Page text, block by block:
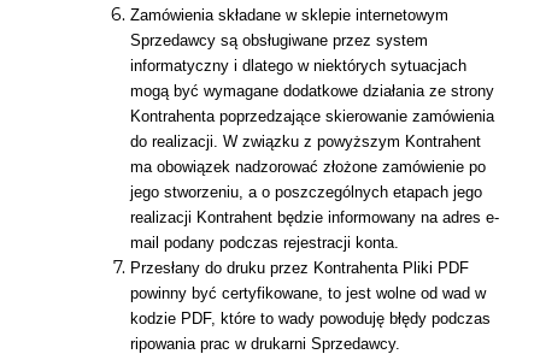
Zamówienia składane w sklepie internetowym
Sprzedawcy są obsługiwane przez system
informatyczny i dlatego w niektórych sytuacjach
mogą być wymagane dodatkowe działania ze strony
Kontrahenta poprzedzające skierowanie zamówienia
do realizacji. W związku z powyższym Kontrahent
ma obowiązek nadzorować złożone zamówienie po
jego stworzeniu, a o poszczególnych etapach jego
realizacji Kontrahent będzie informowany na adres e-
mail podany podczas rejestracji konta.
Przesłany do druku przez Kontrahenta Pliki PDF
powinny być certyfikowane, to jest wolne od wad w
kodzie PDF, które to wady powoduję błędy podczas
ripowania prac w drukarni Sprzedawcy.